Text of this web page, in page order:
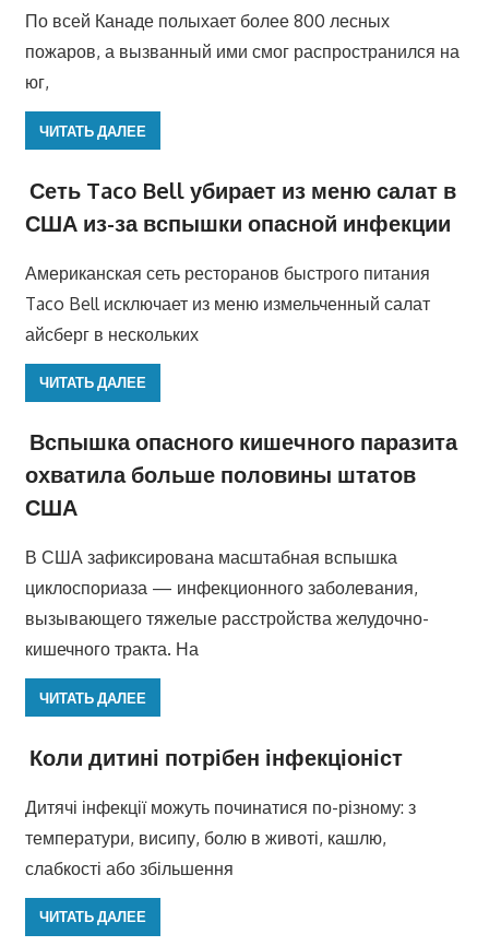
По всей Канаде полыхает более 800 лесных
пожаров, а вызванный ими смог распространился на
юг,
ЧИТАТЬ ДАЛЕЕ
Сеть Taco Bell убирает из меню салат в
США из-за вспышки опасной инфекции
Американская сеть ресторанов быстрого питания
Taco Bell исключает из меню измельченный салат
айсберг в нескольких
ЧИТАТЬ ДАЛЕЕ
Вспышка опасного кишечного паразита
охватила больше половины штатов
США
В США зафиксирована масштабная вспышка
циклоспориаза — инфекционного заболевания,
вызывающего тяжелые расстройства желудочно-
кишечного тракта. На
ЧИТАТЬ ДАЛЕЕ
Коли дитині потрібен інфекціоніст
Дитячі інфекції можуть починатися по-різному: з
температури, висипу, болю в животі, кашлю,
слабкості або збільшення
ЧИТАТЬ ДАЛЕЕ